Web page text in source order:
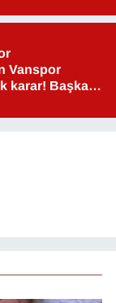
Vanspor
karar! Başkan